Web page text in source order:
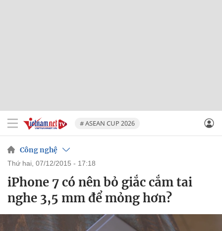
# ASEAN CUP 2026
Công nghệ
thứ hai, 07/12/2015 - 17:18
iPhone 7 có nên bỏ giắc cắm tai
nghe 3,5 mm để mỏng hơn?